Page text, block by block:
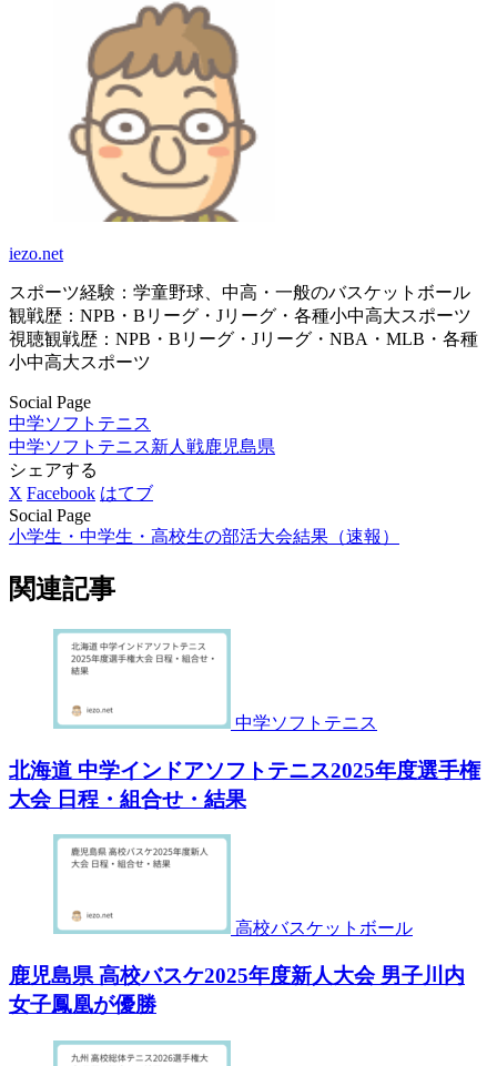
iezo.net
スポーツ経験：学童野球、中高・一般のバスケットボール
観戦歴：NPB・Bリーグ・Jリーグ・各種小中高大スポーツ
視聴観戦歴：NPB・Bリーグ・Jリーグ・NBA・MLB・各種
小中高大スポーツ
Social Page
中学ソフトテニス
中学ソフトテニス新人戦鹿児島県
シェアする
X Facebook はてブ
Social Page
小学生・中学生・高校生の部活大会結果（速報）
関連記事
中学ソフトテニス
北海道 中学インドアソフトテニス2025年度選手権
大会 日程・組合せ・結果
高校バスケットボール
鹿児島県 高校バスケ2025年度新人大会 男子川内
女子鳳凰が優勝